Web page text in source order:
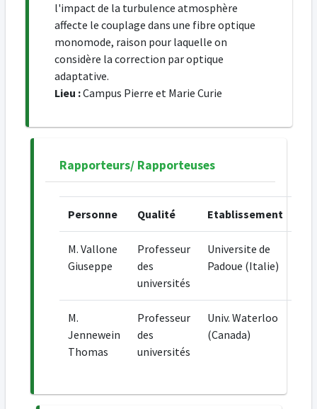
l'impact de la turbulence atmosphère
affecte le couplage dans une fibre optique
monomode, raison pour laquelle on
considère la correction par optique
adaptative.
Lieu :Campus Pierre et Marie Curie
Rapporteurs/ Rapporteuses
Personne Qualité Etablissement
M. Vallone
Giuseppe
Professeur
des
universités
Universite de
Padoue (Italie)
M.
Jennewein
Thomas
Professeur
des
universités
Univ. Waterloo
(Canada)